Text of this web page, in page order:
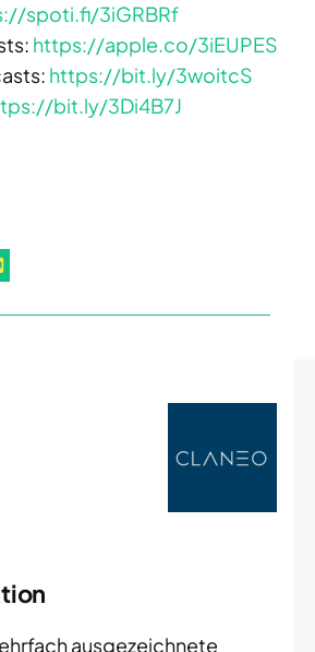
spoti.fi/3iGRBRf
https://apple.co/3iEUPES
https://bit.ly/3woitcS
bit.ly/3Di4B7J
ausgezeichnete